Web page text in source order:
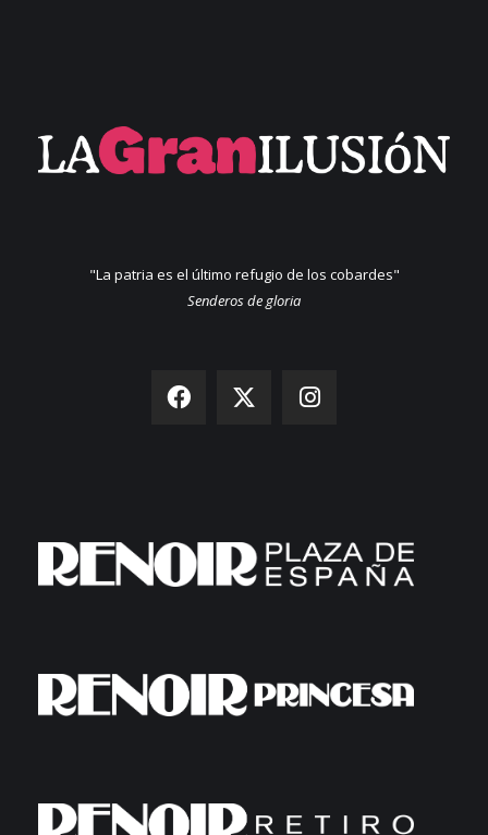
"La patria es el último refugio de los cobardes"
Senderos de gloria